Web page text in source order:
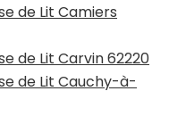
de Lit Camiers
de Lit Carvin 62220
de Lit Cauchy-à-